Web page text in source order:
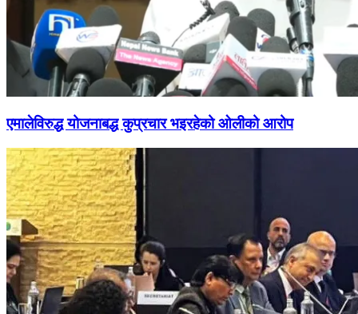
एमालेविरुद्ध योजनाबद्ध कुप्रचार भइरहेको ओलीको आरोप